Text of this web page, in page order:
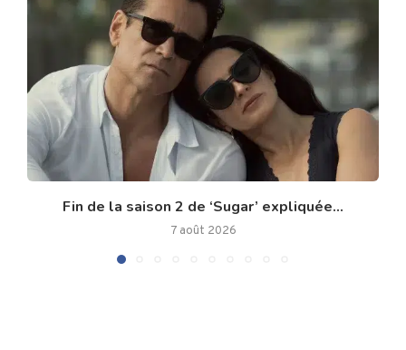
Fin de la saison 2 de ‘Sugar’ expliquée...
7 août 2026